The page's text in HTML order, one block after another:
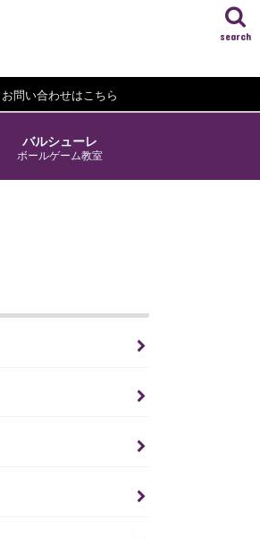
お問い合わせはこちら
search
バルシューレ
ボールゲーム教室